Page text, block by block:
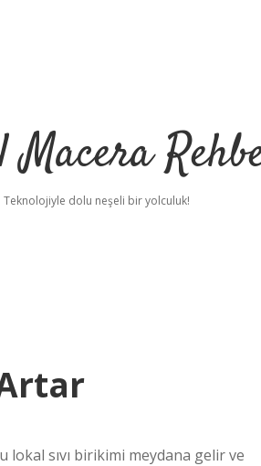
Teknolojiyle dolu neşeli bir yolculuk!
sıvı birikimi meydana gelir ve